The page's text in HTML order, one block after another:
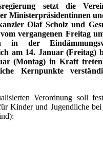
setzt die
Ministerpräsidentinnen
Olaf Scholz und
vergangenen Freitag
in der
am 14. Januar (Freitag)
(Montag) in Kraft
Kernpunkte
Verordnung soll
Kinder und Jugendliche